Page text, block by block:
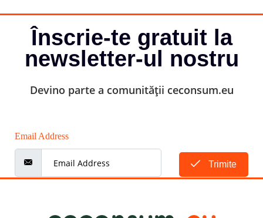
Înscrie-te gratuit la
newsletter-ul nostru
Devino parte a comunității ceconsum.eu
Email Address
Trimite